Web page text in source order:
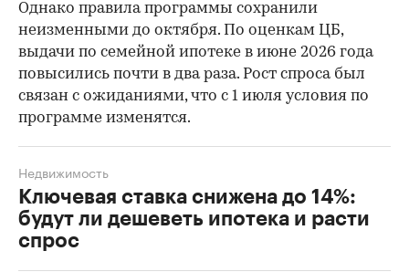
Однако правила программы сохранили
неизменными до октября. По оценкам ЦБ,
выдачи по семейной ипотеке в июне 2026 года
повысились почти в два раза. Рост спроса был
связан с ожиданиями, что с 1 июля условия по
программе изменятся.
Ключевая ставка снижена до 14%:
будут ли дешеветь ипотека и расти
спрос
Недвижимость